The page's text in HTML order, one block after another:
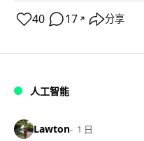
40 17 ↗ 分享
人工智能
Lawton 1 日